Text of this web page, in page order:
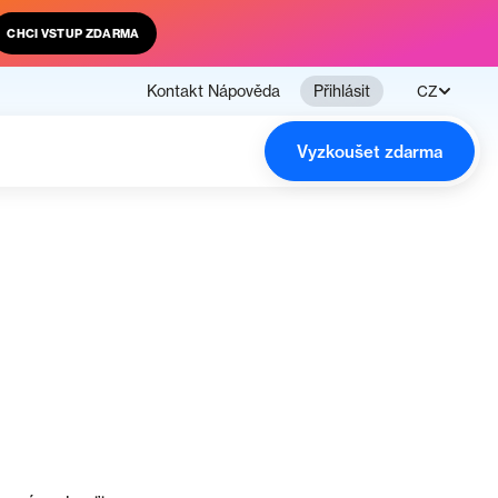
CHCI VSTUP ZDARMA
Kontakt Nápověda Přihlásit CZ
Vyzkoušet zdarma